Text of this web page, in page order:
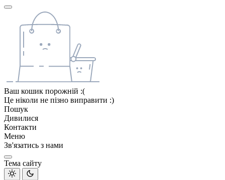
Ваш кошик порожній :(
Це ніколи не пізно виправити :)
Пошук
Дивилися
Контакти
Меню
Зв'язатись з нами
Тема сайту